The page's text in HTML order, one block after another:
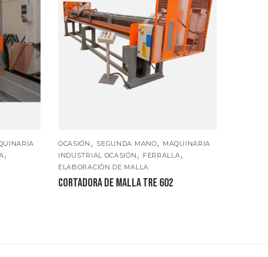
,
OCASIÓN , SEGUNDA MANO, MAQUINARIA
INDUSTRIAL OCASIÓN , FERRALLA,
ELABORACIÓN DE MALLA
CORTADORA DE MALLA TRE 602